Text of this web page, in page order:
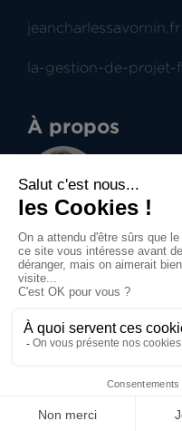
jeancharlessavornin.fr
la-gestion-de-projet-
À propos
Jean-
Dirigeant
Professionnel du
contract
décisions.
Accueil
Politique
Politique des